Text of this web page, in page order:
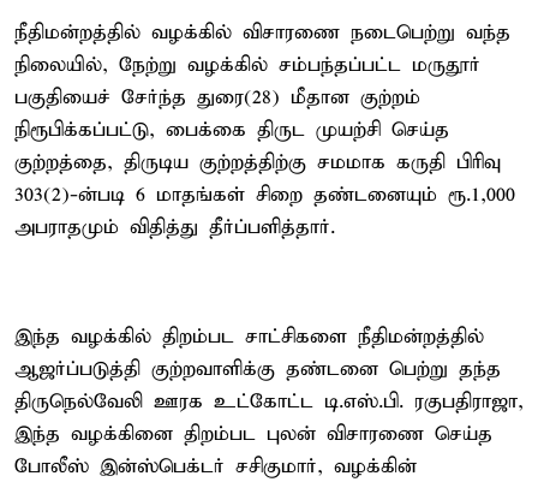
நீதிமன்றத்தில் வழக்கில் விசாரணை நடைபெற்று வந்த
நிலையில், நேற்று வழக்கில் சம்பந்தப்பட்ட மருதூர்
பகுதியைச் சேர்ந்த துரை(28) மீதான குற்றம்
நிரூபிக்கப்பட்டு, பைக்கை திருட முயற்சி செய்த
குற்றத்தை, திருடிய குற்றத்திற்கு சமமாக கருதி பிரிவு
303(2)-ன்படி 6 மாதங்கள் சிறை தண்டனையும் ரூ.1,000
அபராதமும் விதித்து தீர்ப்பளித்தார்.
இந்த வழக்கில் திறம்பட சாட்சிகளை நீதிமன்றத்தில்
ஆஜர்ப்படுத்தி குற்றவாளிக்கு தண்டனை பெற்று தந்த
திருநெல்வேலி ஊரக உட்கோட்ட டி.எஸ்.பி. ரகுபதிராஜா,
இந்த வழக்கினை திறம்பட புலன் விசாரணை செய்த
போலீஸ் இன்ஸ்பெக்டர் சசிகுமார், வழக்கின்